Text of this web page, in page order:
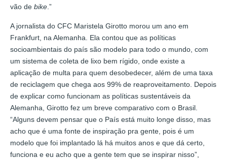
vão de bike .”
A jornalista do CFC Maristela Girotto morou um ano em
Frankfurt, na Alemanha. Ela contou que as políticas
socioambientais do país são modelo para todo o mundo, com
um sistema de coleta de lixo bem rígido, onde existe a
aplicação de multa para quem desobedecer, além de uma taxa
de reciclagem que chega aos 99% de reaproveitamento. Depois
de explicar como funcionam as políticas sustentáveis da
Alemanha, Girotto fez um breve comparativo com o Brasil.
“Alguns devem pensar que o País está muito longe disso, mas
acho que é uma fonte de inspiração pra gente, pois é um
modelo que foi implantado lá há muitos anos e que dá certo,
funciona e eu acho que a gente tem que se inspirar nisso”,